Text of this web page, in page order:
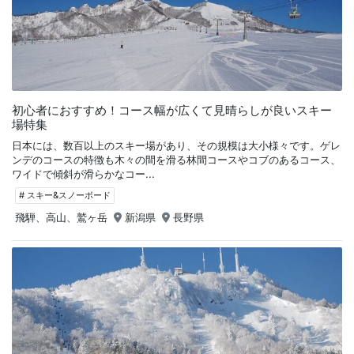
初心者におすすめ！コース幅が広くて見晴らしが良いスキー
場特集
日本には、数百以上のスキー場があり、その規模は大小様々です。ゲレ
ンデのコースの特徴も木々の間を滑る林間コースやコブのあるコース、
ワイドで傾斜が滑らかなコー...
# スキー&スノーボード
飛騨、高山、鷲ヶ岳 新潟県 長野県